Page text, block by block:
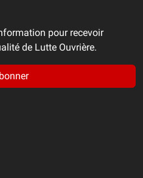
pour recevoir
de Lutte Ouvrière.